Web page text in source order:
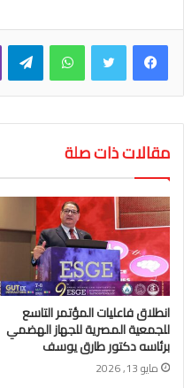
واتساب تيلقرام
مقالات ذات صلة
انطلاق فاعليات المؤتمر التاسع
للجمعية المصرية للجهاز الهضمي
برئاسه دكتور طارق يوسف
مايو 13, 2026